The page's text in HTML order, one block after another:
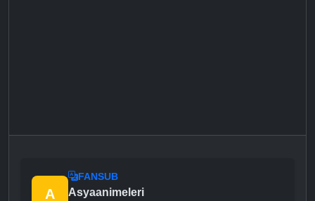
A
FANSUB
Asyaanimeleri